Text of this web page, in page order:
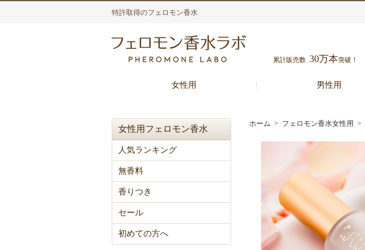
特許取得のフェロモン香水
累計販売数 30万本突破！
女性用 男性用
ホーム > フェロモン香水女性用 >
女性用フェロモン香水
人気ランキング
無香料
香りつき
セール
初めての方へ